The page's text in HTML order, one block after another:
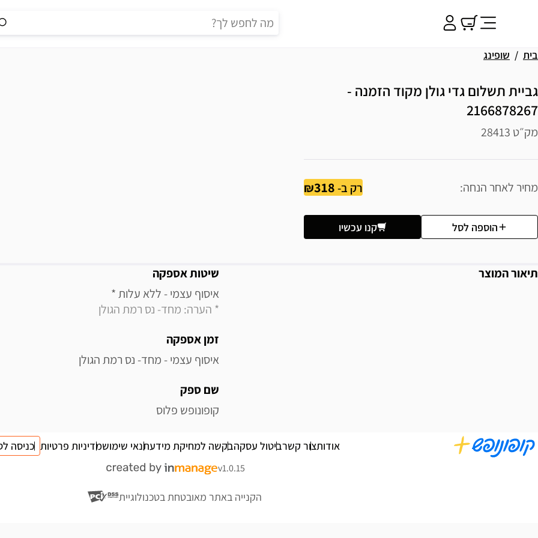
בית שופינג
גביית תשלום גדי גולן מקוד הזמנה -
2166878267
מק״ט 28413
מחיר לאחר הנחה רק ב-318
הוספה לסל קנו עכשיו
תיאור המוצר מידע נוסף
שיטות אספקה
איסוף עצמי - ללא עלות *
* הערה: מחד- נס רמת הגולן
זמן אספקה
איסוף עצמי - מחד- נס רמת הגולן
שם ספק
קופונופש פלוס
אודותצור קשרביטול עסקהבקשה למחיקת מידעתנאי שימושמדיניות פרטיות כניסה
v1.0.15
הקנייה באתר מאובטחת בטכנולוגיית